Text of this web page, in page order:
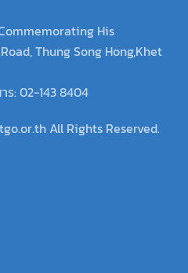
His
Thung Song Hong,Khet
ร: 02-143 8404
All Rights Reserved.